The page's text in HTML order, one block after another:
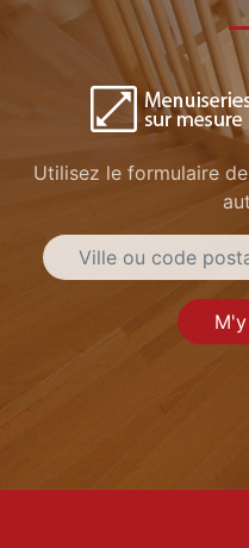
Utilisez le formulaire